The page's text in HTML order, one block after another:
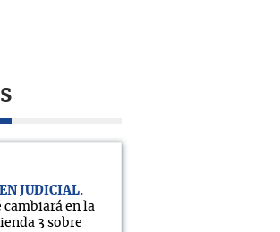
JUDICIAL
cambiará en la
3 sobre